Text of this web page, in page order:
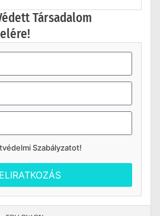
Társadalom
Szabályzatot!